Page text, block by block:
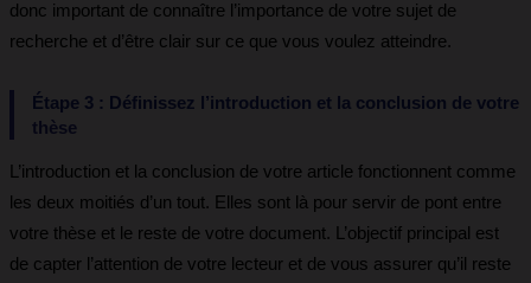
donc important de connaître l’importance de votre sujet de
recherche et d’être clair sur ce que vous voulez atteindre.
Étape 3 : Définissez l’introduction et la conclusion de votre
thèse
L’introduction et la conclusion de votre article fonctionnent comme
les deux moitiés d’un tout. Elles sont là pour servir de pont entre
votre thèse et le reste de votre document. L’objectif principal est
de capter l’attention de votre lecteur et de vous assurer qu’il reste